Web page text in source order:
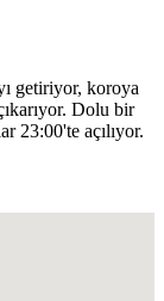
getiriyor, koroya
Dolu bir
23:00'te açılıyor.